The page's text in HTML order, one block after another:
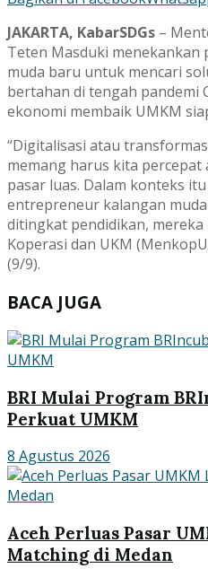
JAKARTA, KabarSDGs –
Teten Masduki
muda baru untuk mencari
bertahan di tengah pandemi
ekonomi membaik UMKM
“Digitalisasi atau
memang harus kita percepat
pasar luas. Dalam konteks
entrepreneur kalangan
ditingkat pendidikan,
Koperasi dan UKM
(9/9).
BACA JUGA
BRI Mulai Program
Perkuat UMKM
8 Agustus 2026
Aceh Perluas Pasar
Matching di Medan